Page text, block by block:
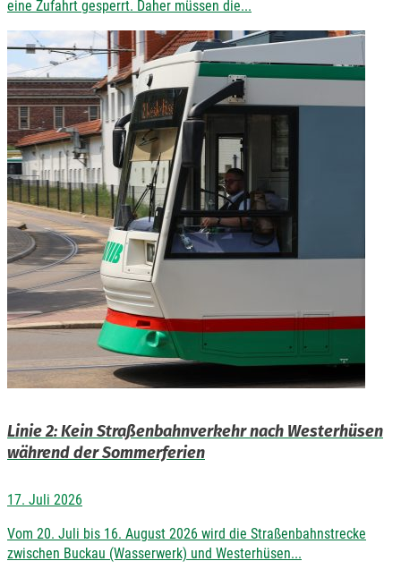
eine Zufahrt gesperrt. Daher müssen die...
Linie 2: Kein Straßenbahnverkehr nach Westerhüsen
während der Sommerferien
17. Juli 2026
Vom 20. Juli bis 16. August 2026 wird die Straßenbahnstrecke
zwischen Buckau (Wasserwerk) und Westerhüsen...